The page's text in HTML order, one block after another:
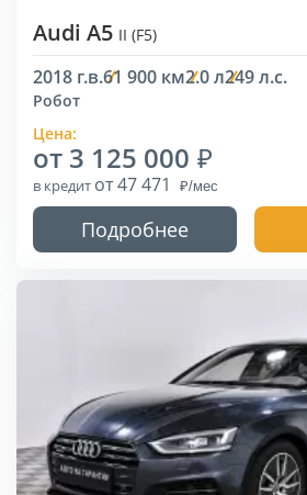
Audi A5 II (F5)
2018 г.в.61 900 км2.0 л249 л.с.
Робот
Цена:
от 3 125 000
в кредит от 47 471
Подробнее